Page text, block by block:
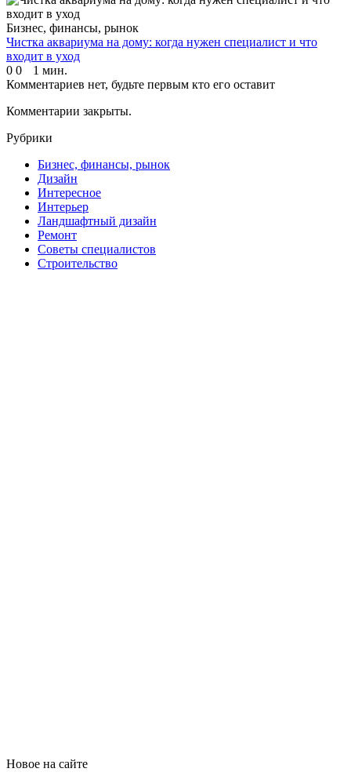
Бизнес, финансы, рынок
Чистка аквариума на дому: когда нужен специалист и что
входит в уход
0 0
1 мин.
Комментариев нет, будьте первым кто его оставит
Комментарии закрыты.
Рубрики
Бизнес, финансы, рынок
Дизайн
Интересное
Интерьер
Ландшафтный дизайн
Ремонт
Советы специалистов
Строительство
Новое на сайте